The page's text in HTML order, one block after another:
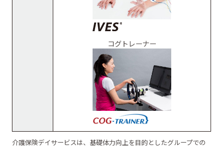
コグトレーナー
介護保険デイサービスは、基礎体力向上を目的としたグループでの